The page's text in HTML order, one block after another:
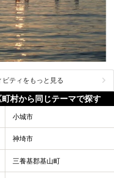
ティをもっと見る
村から同じテーマで探す
小城市
神埼市
三養基郡基山町